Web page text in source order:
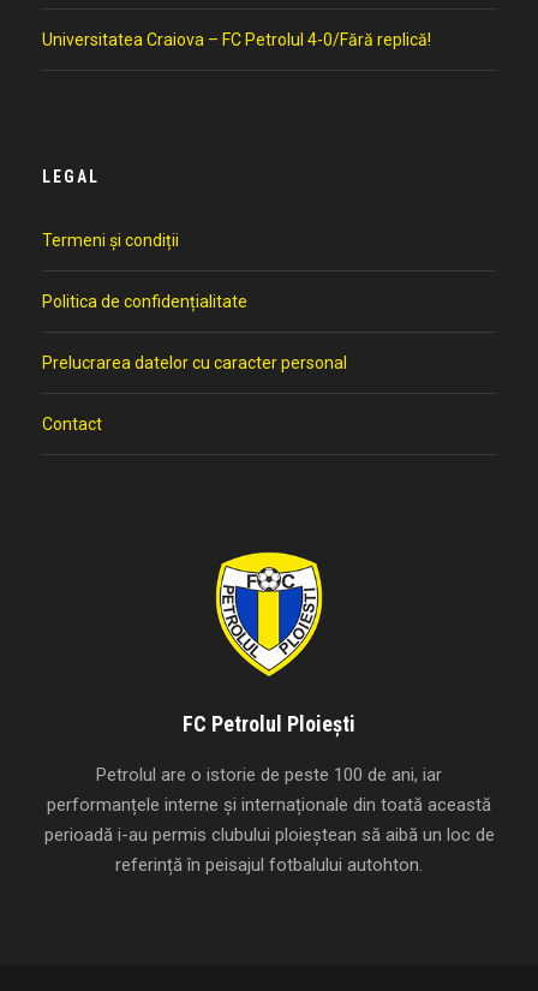
Universitatea Craiova – FC Petrolul 4-0/Fără replică!
LEGAL
Termeni și condiții
Politica de confidențialitate
Prelucrarea datelor cu caracter personal
Contact
FC Petrolul Ploiești
Petrolul are o istorie de peste 100 de ani, iar
performanțele interne și internaționale din toată această
perioadă i-au permis clubului ploieștean să aibă un loc de
referință în peisajul fotbalului autohton.